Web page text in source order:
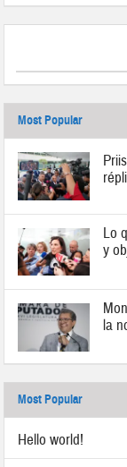
Most Popular
Lo
y
la
Most Popular
Hello world!